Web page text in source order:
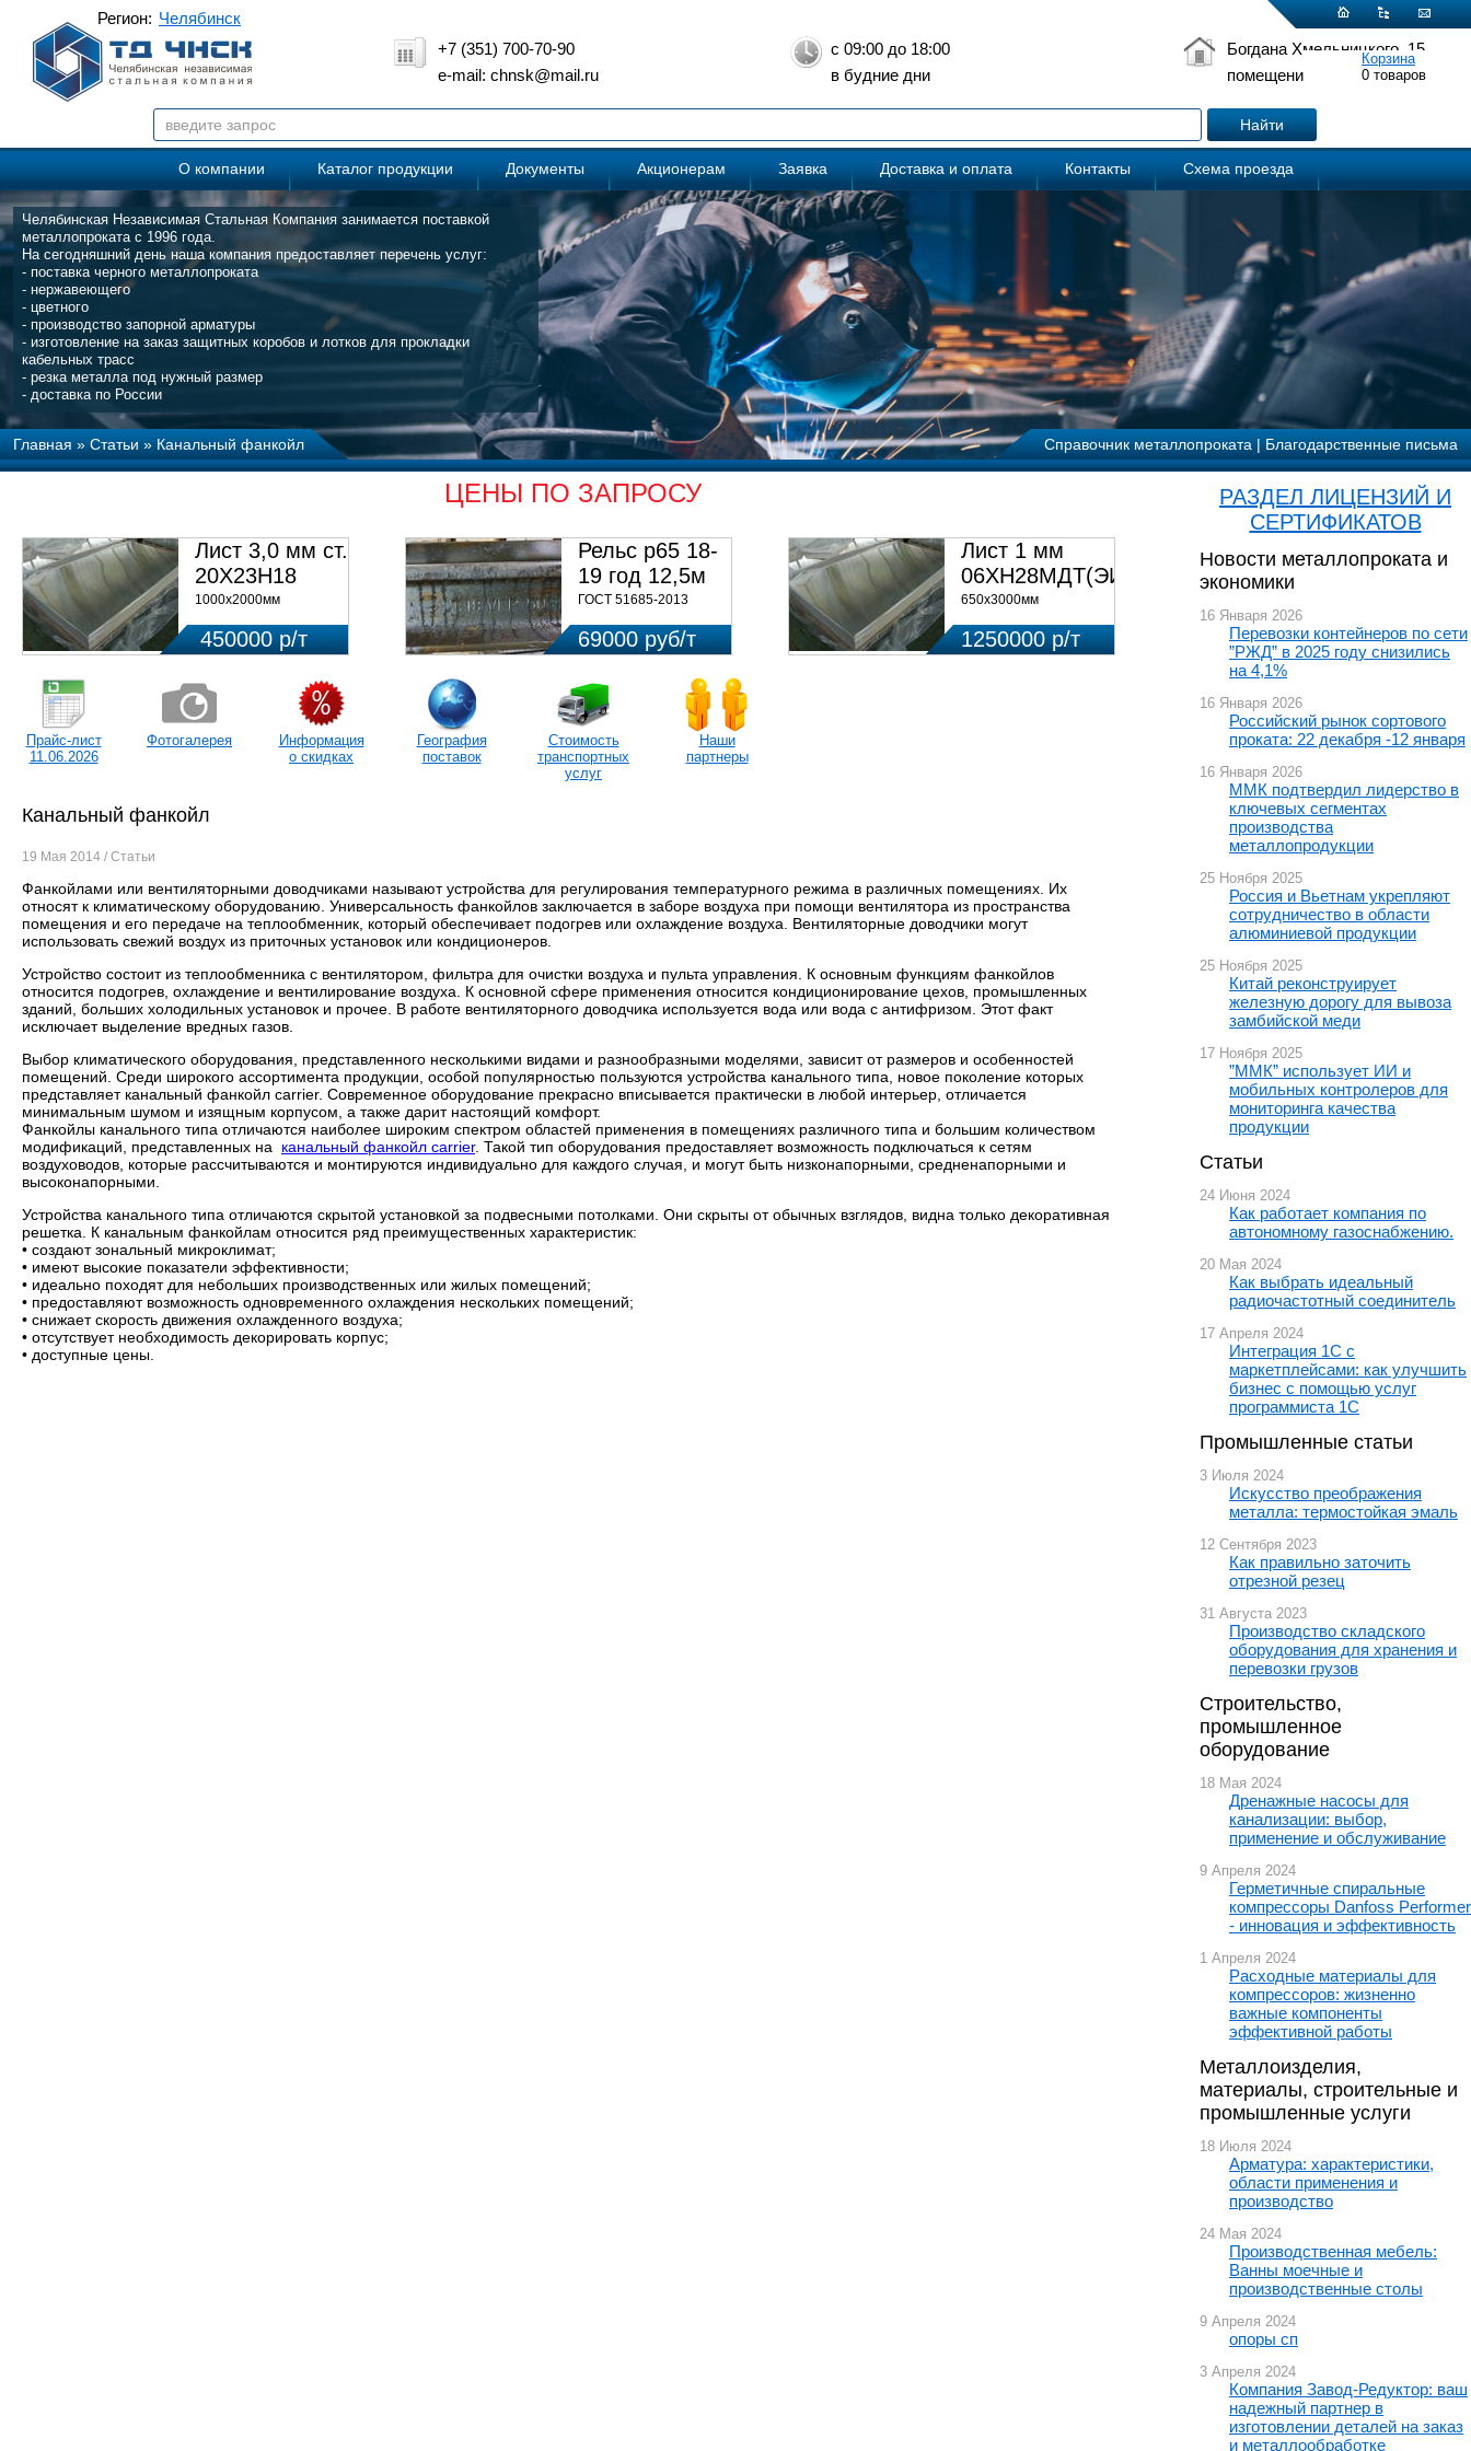
+7 (351) 700-70-90
e-mail: chnsk@mail.ru
с 09:00 до 18:00
в будние дни
Богдана Хмельницкого, 15
помещение 5
Челябинск
Регион:
О компании Каталог продукции Документы Акционерам Заявка Доставка и оплата Контакты Схема проезда
Челябинская Независимая Стальная Компания занимается поставкой
металлопроката с 1996 года.
На сегодняшний день наша компания предоставляет перечень услуг:
- поставка черного металлопроката
- нержавеющего
- цветного
- производство запорной арматуры
- изготовление на заказ защитных коробов и лотков для прокладки
кабельных трасс
- резка металла под нужный размер
- доставка по России
Главная»Статьи»Канальный фанкойл Справочник металлопроката|Благодарственные письма
РАЗДЕЛ ЛИЦЕНЗИЙ И
СЕРТИФИКАТОВ
Новости металлопроката и
экономики
16 Января 2026
Перевозки контейнеров по сети
”РЖД” в 2025 году снизились
на 4,1%
16 Января 2026
Российский рынок сортового
проката: 22 декабря -12 января
16 Января 2026
ММК подтвердил лидерство в
ключевых сегментах
производства
металлопродукции
25 Ноября 2025
Россия и Вьетнам укрепляют
сотрудничество в области
алюминиевой продукции
25 Ноября 2025
Китай реконструирует
железную дорогу для вывоза
замбийской меди
17 Ноября 2025
”ММК” использует ИИ и
мобильных контролеров для
мониторинга качества
продукции
Статьи
24 Июня 2024
Как работает компания по
автономному газоснабжению.
20 Мая 2024
Как выбрать идеальный
радиочастотный соединитель
17 Апреля 2024
Интеграция 1С с
маркетплейсами: как улучшить
бизнес с помощью услуг
программиста 1С
Промышленные статьи
3 Июля 2024
Искусство преображения
металла: термостойкая эмаль
12 Сентября 2023
Как правильно заточить
отрезной резец
31 Августа 2023
Производство складского
оборудования для хранения и
перевозки грузов
Строительство,
промышленное
оборудование
18 Мая 2024
Дренажные насосы для
канализации: выбор,
применение и обслуживание
9 Апреля 2024
Герметичные спиральные
компрессоры Danfoss Performer
- инновация и эффективность
1 Апреля 2024
Расходные материалы для
компрессоров: жизненно
важные компоненты
эффективной работы
Металлоизделия,
материалы, строительные и
промышленные услуги
18 Июля 2024
Арматура: характеристики,
области применения и
производство
24 Мая 2024
Производственная мебель:
Ванны моечные и
производственные столы
9 Апреля 2024
опоры сп
3 Апреля 2024
Компания Завод-Редуктор: ваш
надежный партнер в
изготовлении деталей на заказ
и металлообработке
ЦЕНЫ ПО ЗАПРОСУ
Лист 3,0 мм ст.
20Х23Н18
1000х2000мм
450000 р/т
Рельс р65 18-
19 год 12,5м
ГОСТ 51685-2013
69000 руб/т
Лист 1 мм
06ХН28МДТ(ЭИ-943)
650х3000мм
1250000 р/т
Прайс-лист
11.06.2026
Фотогалерея
Информация
о скидках
География
поставок
Стоимость
транспортных
услуг
Наши
партнеры
Канальный фанкойл
19 Мая 2014 / Статьи
Фанкойлами или вентиляторными доводчиками называют устройства для регулирования температурного режима в различных помещениях. Их
относят к климатическому оборудованию. Универсальность фанкойлов заключается в заборе воздуха при помощи вентилятора из пространства
помещения и его передаче на теплообменник, который обеспечивает подогрев или охлаждение воздуха. Вентиляторные доводчики могут
использовать свежий воздух из приточных установок или кондиционеров.
Устройство состоит из теплообменника с вентилятором, фильтра для очистки воздуха и пульта управления. К основным функциям фанкойлов
относится подогрев, охлаждение и вентилирование воздуха. К основной сфере применения относится кондиционирование цехов, промышленных
зданий, больших холодильных установок и прочее. В работе вентиляторного доводчика используется вода или вода с антифризом. Этот факт
исключает выделение вредных газов.
Выбор климатического оборудования, представленного несколькими видами и разнообразными моделями, зависит от размеров и особенностей
помещений. Среди широкого ассортимента продукции, особой популярностью пользуются устройства канального типа, новое поколение которых
представляет канальный фанкойл carrier. Современное оборудование прекрасно вписывается практически в любой интерьер, отличается
минимальным шумом и изящным корпусом, а также дарит настоящий комфорт.
Фанкойлы канального типа отличаются наиболее широким спектром областей применения в помещениях различного типа и большим количеством
модификаций, представленных на канальный фанкойл carrier. Такой тип оборудования предоставляет возможность подключаться к сетям
воздуховодов, которые рассчитываются и монтируются индивидуально для каждого случая, и могут быть низконапорными, средненапорными и
высоконапорными.
Устройства канального типа отличаются скрытой установкой за подвесными потолками. Они скрыты от обычных взглядов, видна только декоративная
решетка. К канальным фанкойлам относится ряд преимущественных характеристик:
• создают зональный микроклимат;
• имеют высокие показатели эффективности;
• идеально походят для небольших производственных или жилых помещений;
• предоставляют возможность одновременного охлаждения нескольких помещений;
• снижает скорость движения охлажденного воздуха;
• отсутствует необходимость декорировать корпус;
• доступные цены.
Корзина
0 товаров